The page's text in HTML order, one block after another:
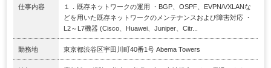
仕事内容
１．既存ネットワークの運用 ・BGP、OSPF、EVPN/VXLANな
どを用いた既存ネットワークのメンテナンスおよび障害対応 ・
L2～L7機器 (Cisco、Huawei、Juniper、Citr...
勤務地 東京都渋谷区宇田川町40番1号 Abema Towers